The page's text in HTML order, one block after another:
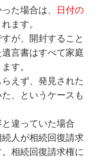
た場合は、
日付の
ます。
が、開封すること
言書はすべて家庭
す。
えず、発見された
、というケースも
違っていた場合
人が相続回復請求
相続回復請求権に